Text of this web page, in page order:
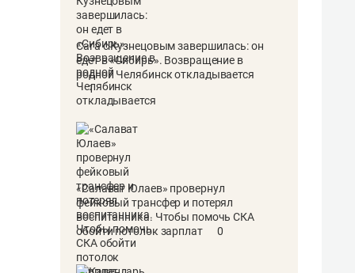
Сага с Кузнецовым завершилась: он
едет в «Сибирь». Возвращение в
родной Челябинск откладывается
1
«Салават Юлаев» провернул
фейковый трансфер и потерял
воспитанника. Чтобы помочь СКА
обойти потолок зарплат
0